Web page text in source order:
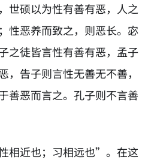
世硕以为性有善有恶，人之
性恶养而致之，则恶长。宓
之徒皆言性有善有恶，孟子
，告子则言性无善无不善，
善恶而言之。孔子则不言善
相近也；习相远也”。在这